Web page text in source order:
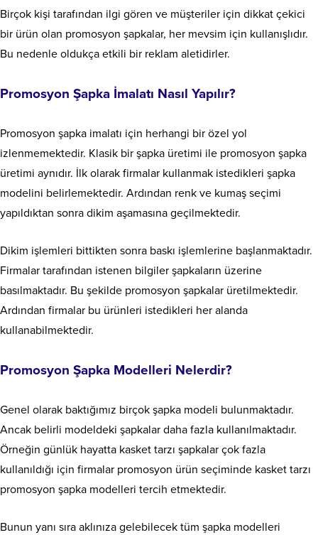
Birçok kişi tarafından ilgi gören ve müşteriler için dikkat çekici
bir ürün olan promosyon şapkalar, her mevsim için kullanışlıdır.
Bu nedenle oldukça etkili bir reklam aletidirler.
Promosyon Şapka İmalatı Nasıl Yapılır?
Promosyon şapka imalatı için herhangi bir özel yol
izlenmemektedir. Klasik bir şapka üretimi ile promosyon şapka
üretimi aynıdır. İlk olarak firmalar kullanmak istedikleri şapka
modelini belirlemektedir. Ardından renk ve kumaş seçimi
yapıldıktan sonra dikim aşamasına geçilmektedir.
Dikim işlemleri bittikten sonra baskı işlemlerine başlanmaktadır.
Firmalar tarafından istenen bilgiler şapkaların üzerine
basılmaktadır. Bu şekilde promosyon şapkalar üretilmektedir.
Ardından firmalar bu ürünleri istedikleri her alanda
kullanabilmektedir.
Promosyon Şapka Modelleri Nelerdir?
Genel olarak baktığımız birçok şapka modeli bulunmaktadır.
Ancak belirli modeldeki şapkalar daha fazla kullanılmaktadır.
Örneğin günlük hayatta kasket tarzı şapkalar çok fazla
kullanıldığı için firmalar promosyon ürün seçiminde kasket tarzı
promosyon şapka modelleri tercih etmektedir.
Bunun yanı sıra aklınıza gelebilecek tüm şapka modelleri